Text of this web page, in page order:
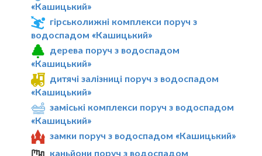
«Кашицький»
гірськолижні комплекси поруч з
водоспадом «Кашицький»
дерева поруч з водоспадом
«Кашицький»
дитячі залізниці поруч з водоспадом
«Кашицький»
заміські комплекси поруч з водоспадом
«Кашицький»
замки поруч з водоспадом «Кашицький»
каньйони поруч з водоспадом